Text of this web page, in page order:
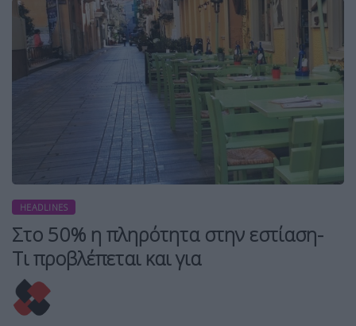
HEADLINES
Στο 50% η πληρότητα στην εστίαση-
Τι προβλέπεται και για